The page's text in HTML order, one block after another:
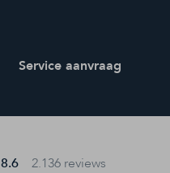
Service aanvraag
8.6 2.136 reviews